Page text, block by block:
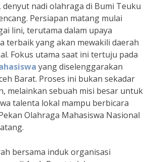
denyut nadi olahraga di Bumi Teuku
Persiapan matang mulai
lini, terutama dalam upaya
terbaik yang akan mewakili daerah
Fokus utama saat ini tertuju pada
yang diselenggarakan
Barat. Proses ini bukan sekadar
melainkan sebuah misi besar untuk
talenta lokal mampu berbicara
Olahraga Mahasiswa Nasional
bersama induk organisasi